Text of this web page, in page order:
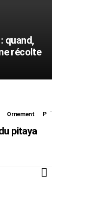
quand,
récolte
Ornement P
pitaya